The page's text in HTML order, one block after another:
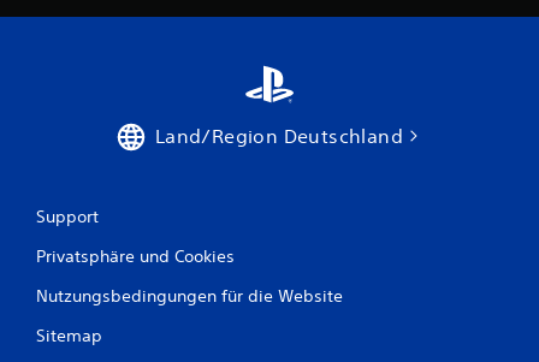
s
s
S
p
i
Land/Region Deutschland
Support
Privatsphäre und Cookies
Nutzungsbedingungen für die Website
Sitemap